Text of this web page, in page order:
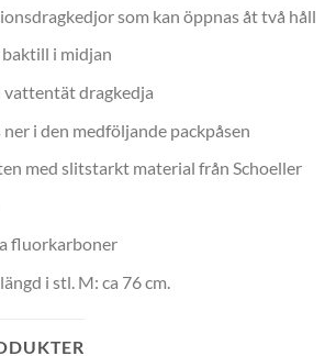
som kan öppnas åt två håll
i midjan
vattentät dragkedja
i den medföljande packpåsen
med slitstarkt material från Schoeller
fluorkarboner
i stl. M: ca 76 cm.